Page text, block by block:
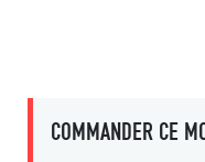
COMMANDER CE